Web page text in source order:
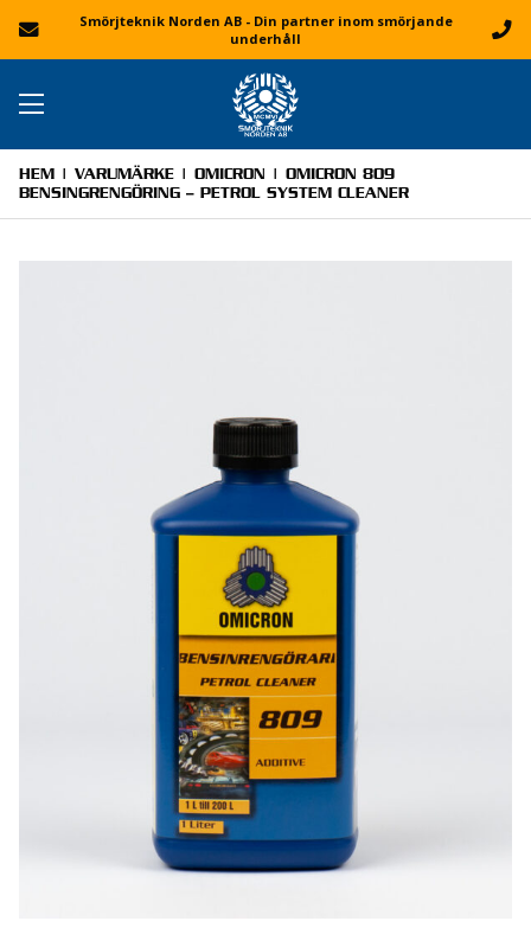
Smörjteknik Norden AB - Din partner inom smörjande
underhåll
HEM | VARUMÄRKE | OMICRON | OMICRON 809
BENSINGRENGÖRING – PETROL SYSTEM CLEANER